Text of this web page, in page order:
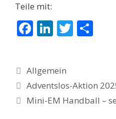
Teile mit:
F
b
o
o
Li
e
dI
n
T
Allgemein
Adventslos-Aktion
Mini-EM Handball –